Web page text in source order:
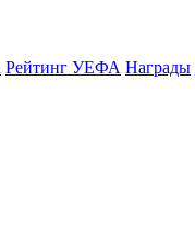
Рейтинг УЕФА Награды